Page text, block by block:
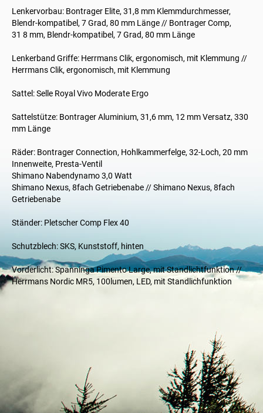
Lenkervorbau: Bontrager Elite, 31,8 mm Klemmdurchmesser,
Blendr-kompatibel, 7 Grad, 80 mm Länge // Bontrager Comp,
31 8 mm, Blendr-kompatibel, 7 Grad, 80 mm Länge
Lenkerband Griffe: Herrmans Clik, ergonomisch, mit Klemmung //
Herrmans Clik, ergonomisch, mit Klemmung
Sattel: Selle Royal Vivo Moderate Ergo
Sattelstütze: Bontrager Aluminium, 31,6 mm, 12 mm Versatz, 330
mm Länge
Räder: Bontrager Connection, Hohlkammerfelge, 32-Loch, 20 mm
Innenweite, Presta-Ventil
Shimano Nabendynamo 3,0 Watt
Shimano Nexus, 8fach Getriebenabe // Shimano Nexus, 8fach
Getriebenabe
Ständer: Pletscher Comp Flex 40
Schutzblech: SKS, Kunststoff, hinten
Vorderlicht: Spanninga Pimento Large, mit Standlichtfunktion //
Herrmans Nordic MR5, 100lumen, LED, mit Standlichfunktion